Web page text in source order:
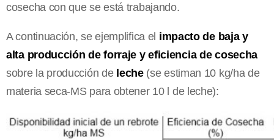
cosecha con que se está trabajando.
A continuación, se ejemplifica el impacto de baja y
alta producción de forraje y eficiencia de cosecha
sobre la producción deleche(se estiman 10 kg/ha de
materia seca-MS para obtener 10 l de leche):